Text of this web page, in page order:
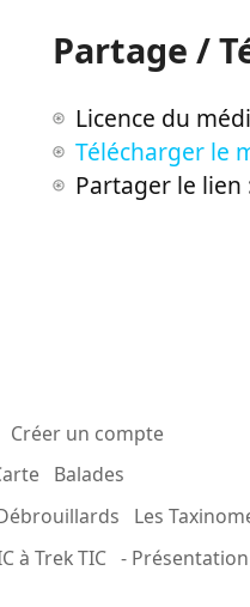
Partage /
Licence du
Télécharger le
Partager le lien
Créer un compte
Balades
Les
à Trek TIC -